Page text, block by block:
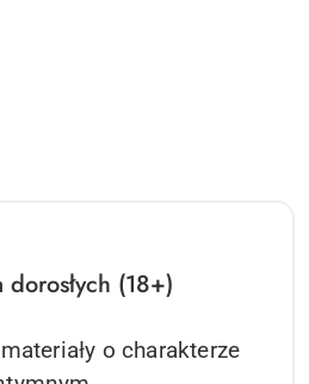
dorosłych (18+)
o charakterze